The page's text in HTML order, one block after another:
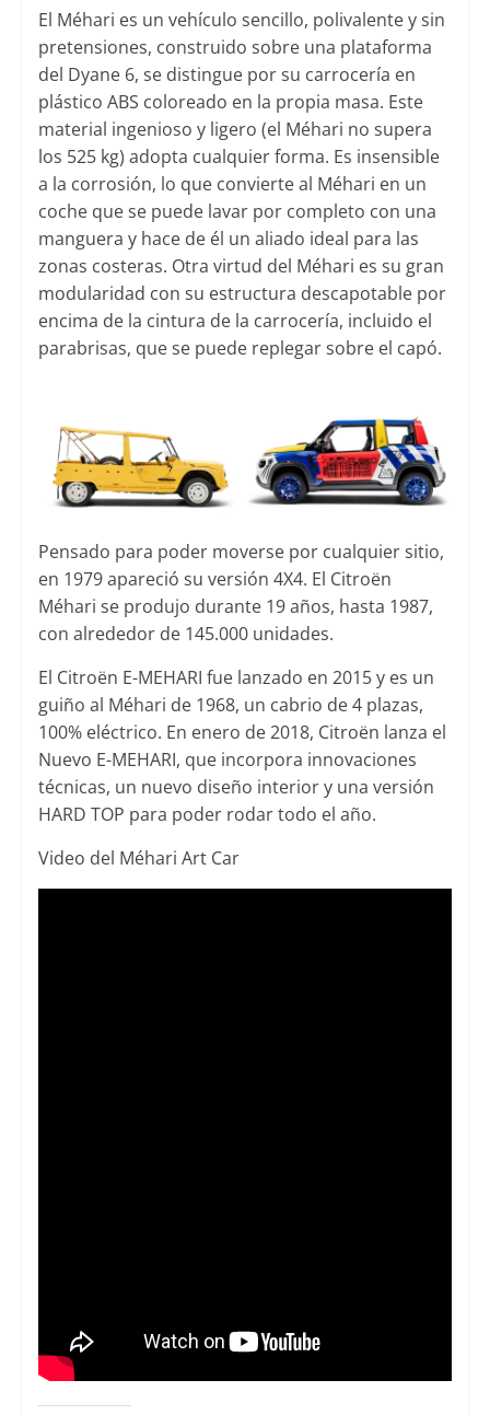
El Méhari es un vehículo sencillo, polivalente y sin
pretensiones, construido sobre una plataforma
del Dyane 6, se distingue por su carrocería en
plástico ABS coloreado en la propia masa. Este
material ingenioso y ligero (el Méhari no supera
los 525 kg) adopta cualquier forma. Es insensible
a la corrosión, lo que convierte al Méhari en un
coche que se puede lavar por completo con una
manguera y hace de él un aliado ideal para las
zonas costeras. Otra virtud del Méhari es su gran
modularidad con su estructura descapotable por
encima de la cintura de la carrocería, incluido el
parabrisas, que se puede replegar sobre el capó.
Pensado para poder moverse por cualquier sitio,
en 1979 apareció su versión 4X4. El Citroën
Méhari se produjo durante 19 años, hasta 1987,
con alrededor de 145.000 unidades.
El Citroën E-MEHARI fue lanzado en 2015 y es un
guiño al Méhari de 1968, un cabrio de 4 plazas,
100% eléctrico. En enero de 2018, Citroën lanza el
Nuevo E-MEHARI, que incorpora innovaciones
técnicas, un nuevo diseño interior y una versión
HARD TOP para poder rodar todo el año.
Video del Méhari Art Car